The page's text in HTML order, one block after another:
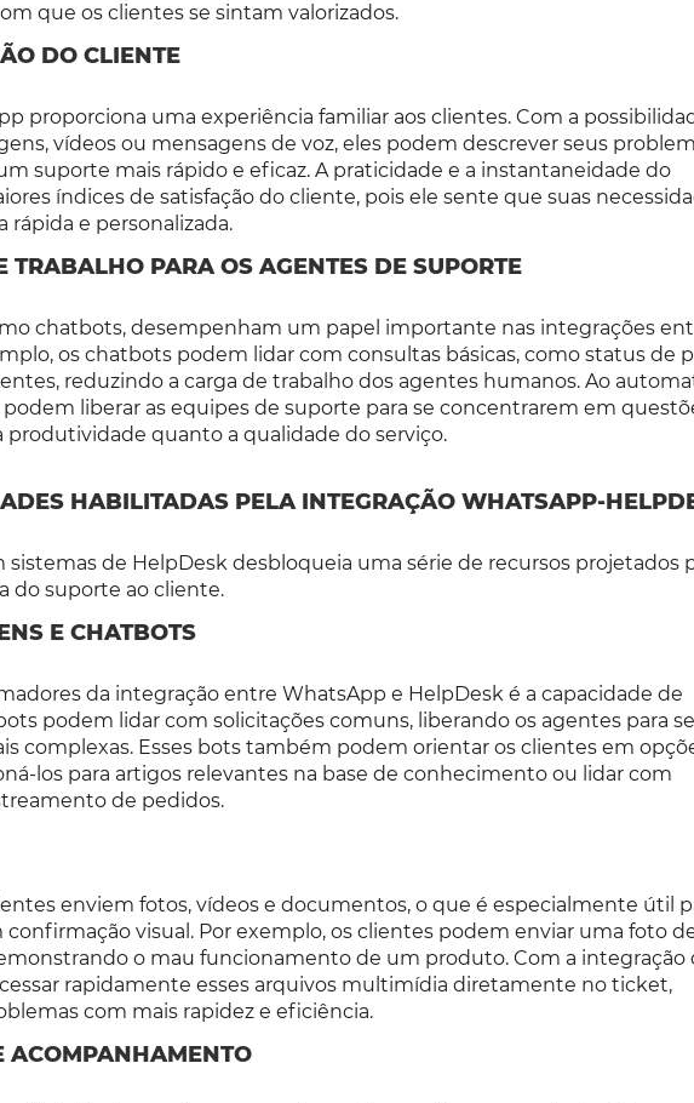
que os clientes se sintam valorizados.
DO CLIENTE
proporciona uma experiência familiar aos clientes. Com a
vídeos ou mensagens de voz, eles podem descrever seus
suporte mais rápido e eficaz. A praticidade e a instantaneidade do
índices de satisfação do cliente, pois ele sente que suas
rápida e personalizada.
PARA OS AGENTES DE SUPORTE
chatbots, desempenham um papel importante nas integrações
os chatbots podem lidar com consultas básicas, como status de
reduzindo a carga de trabalho dos agentes humanos. Ao
liberar as equipes de suporte para se concentrarem em
quanto a qualidade do serviço.
HABILITADAS PELA INTEGRAÇÃO WHATSAPP-
de HelpDesk desbloqueia uma série de recursos projetados
do suporte ao cliente.
E CHATBOTS
da integração entre WhatsApp e HelpDesk é a capacidade de
podem lidar com solicitações comuns, liberando os agentes para se
complexas. Esses bots também podem orientar os clientes em
los para artigos relevantes na base de conhecimento ou lidar com
de pedidos.
enviem fotos, vídeos e documentos, o que é especialmente útil
visual. Por exemplo, os clientes podem enviar uma foto
o mau funcionamento de um produto. Com a integração
rapidamente esses arquivos multimídia diretamente no ticket,
com mais rapidez e eficiência.
ACOMPANHAMENTO